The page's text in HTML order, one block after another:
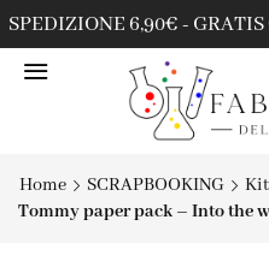
SPEDIZIONE 6,90€ -
Home SCRAPBOOKING
Tommy paper pack – Into the